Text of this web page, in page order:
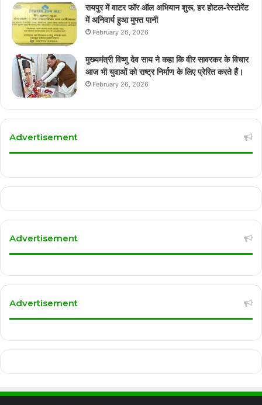
रायपुर में वाटर फॉर ऑल अभियान शुरू, हर होटल-रेस्टोरेंट
में अनिवार्य हुआ मुफ्त पानी
February 26, 2026
मुख्यमंत्री विष्णु देव साय ने कहा कि वीर सावरकर के विचार
आज भी युवाओं को राष्ट्र निर्माण के लिए प्रेरित करते हैं।
February 26, 2026
Advertisement
Advertisement
Advertisement